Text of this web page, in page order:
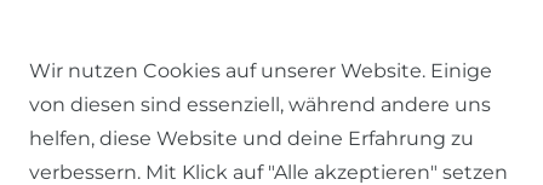
Impressum Daten­schutz­erklärung AGB
Wir nutzen Cookies auf unserer Website. Einige
von diesen sind essenziell, während andere uns
helfen, diese Website und deine Erfahrung zu
verbessern. Mit Klick auf "Alle akzeptieren" setzen